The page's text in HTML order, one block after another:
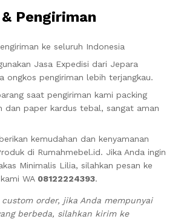
Pengiriman
ke seluruh Indonesia
Jasa Expedisi dari Jepara
ongkos pengiriman lebih terjangkau.
saat pengiriman kami packing
dan paper kardus tebal, sangat aman
kemudahan dan kenyamanan
di Rumahmebel.id. Jika Anda ingin
Minimalis Lilia, silahkan pesan ke
WA 08122224393.
order, jika Anda mempunyai
berbeda, silahkan kirim ke